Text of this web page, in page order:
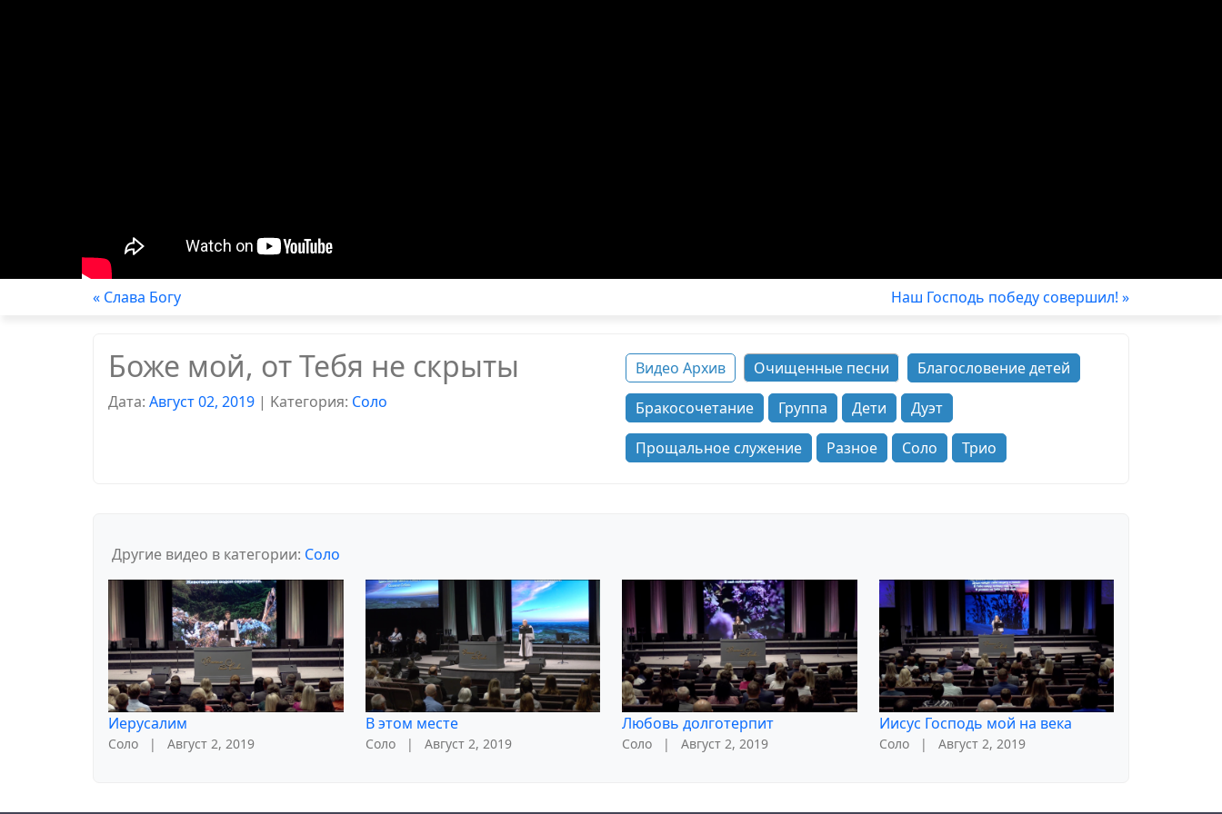
« Слава Богу Наш Господь победу совершил! »
Боже мой, от Тебя не скрыты
Дата: Август 02, 2019 | Kатегория: Соло
Видео Архив Очищенные песни
Благословение детей
Бракосочетание
Группа Дети
Дуэт
Прощальное служение
Разное Соло Трио
Другие видео в категории: Соло
Иерусалим
Соло | Август 2, 2019
В этом месте
Соло| Август 2, 2019
Любовь долготерпит
Соло | Август 2, 2019
Иисус Господь мой на века
Соло| Август 2, 2019